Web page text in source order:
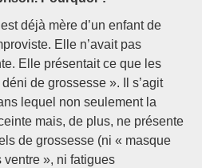
déjà mère d’un enfant de
Elle n’avait pas
Elle présentait ce que les
de grossesse ». Il s’agit
lequel non seulement la
mais, de plus, ne présente
de grossesse (ni « masque
ventre », ni fatigues